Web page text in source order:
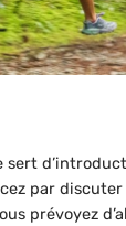
sert
par
prévoyez